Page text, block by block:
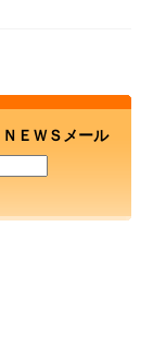
ＥＷＳメール